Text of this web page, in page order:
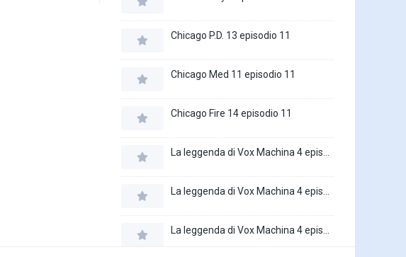
Chicago P.D. 13 episodio 11
Chicago Med 11 episodio 11
Chicago Fire 14 episodio 11